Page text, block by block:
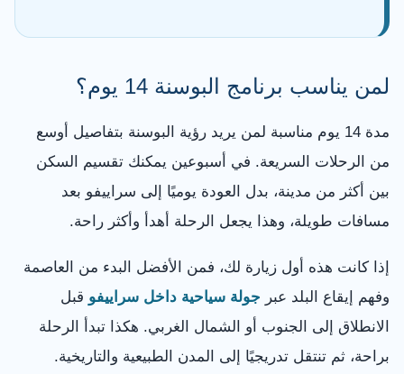
لمن يناسب برنامج البوسنة 14 يوم؟
مدة 14 يوم مناسبة لمن يريد رؤية البوسنة بتفاصيل أوسع
من الرحلات السريعة. في أسبوعين يمكنك تقسيم السكن
بين أكثر من مدينة، بدل العودة يوميًا إلى سراييفو بعد
مسافات طويلة، وهذا يجعل الرحلة أهدأ وأكثر راحة.
إذا كانت هذه أول زيارة لك، فمن الأفضل البدء من العاصمة
وفهم إيقاع البلد عبر جولة سياحية داخل سراييفو قبل
الانطلاق إلى الجنوب أو الشمال الغربي. هكذا تبدأ الرحلة
براحة، ثم تنتقل تدريجيًا إلى المدن الطبيعية والتاريخية.